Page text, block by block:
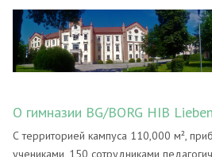
О гимназии BG/BORG HIB
С территорией кампуса 110,000 м²,